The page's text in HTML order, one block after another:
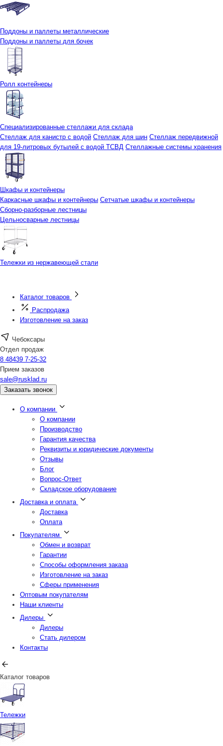
Поддоны и паллеты металлические
Поддоны и паллеты для бочек
Ролл контейнеры
Специализированные стеллажи для склада
Стеллаж для канистр с водой Стеллаж для шин Стеллаж передвижной
для 19-литровых бутылей с водой ТСВД Стеллажные системы хранения
Шкафы и контейнеры
Каркасные шкафы и контейнеры Сетчатые шкафы и контейнеры
Сборно-разборные лестницы
Цельносварные лестницы
Тележки из нержавеющей стали
Каталог товаров
Распродажа
Изготовление на заказ
Чебоксары
Отдел продаж
8 48439 7-25-32
Прием заказов
sale@rusklad.ru
Заказать звонок
О компании
О компании
Производство
Гарантия качества
Реквизиты и юридические документы
Отзывы
Блог
Вопрос-Ответ
Складское оборудование
Доставка и оплата
Доставка
Оплата
Покупателям
Обмен и возврат
Гарантии
Способы оформления заказа
Изготовление на заказ
Сферы применения
Оптовым покупателям
Наши клиенты
Дилеры
Дилеры
Стать дилером
Контакты
Каталог товаров
Тележки